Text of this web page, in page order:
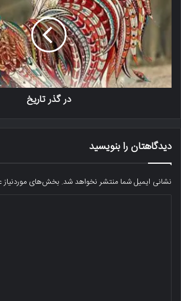
در گذر تاریخ
دیدگاهتان را بنویسید
نشانی ایمیل شما منتشر نخواهد شد. بخش‌های موردنیاز